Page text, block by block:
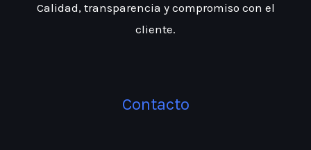
Calidad, transparencia y compromiso con el
cliente.
Contacto